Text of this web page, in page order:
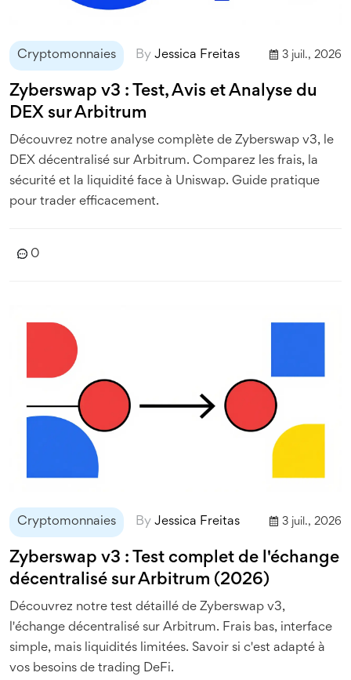
Cryptomonnaies By Jessica Freitas 3 juil., 2026
Zyberswap v3 : Test, Avis et Analyse du
DEX sur Arbitrum
Découvrez notre analyse complète de Zyberswap v3, le
DEX décentralisé sur Arbitrum. Comparez les frais, la
sécurité et la liquidité face à Uniswap. Guide pratique
pour trader efficacement.
0
Cryptomonnaies By Jessica Freitas 3 juil., 2026
Zyberswap v3 : Test complet de l'échange
décentralisé sur Arbitrum (2026)
Découvrez notre test détaillé de Zyberswap v3,
l'échange décentralisé sur Arbitrum. Frais bas, interface
simple, mais liquidités limitées. Savoir si c'est adapté à
vos besoins de trading DeFi.